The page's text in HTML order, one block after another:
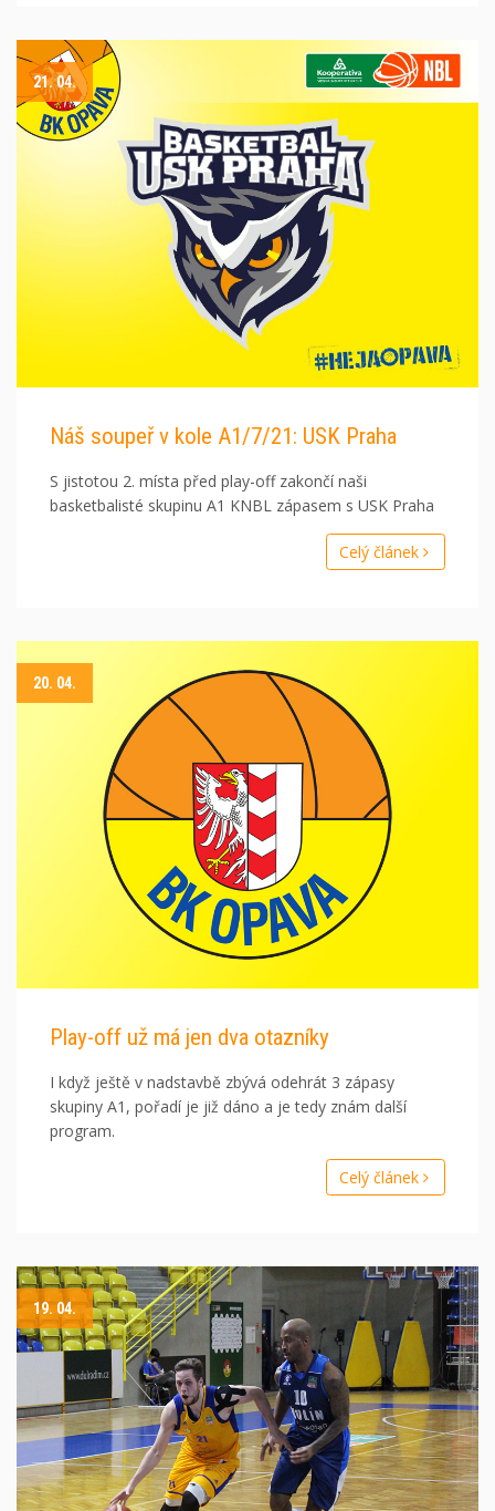
21. 04.
Náš soupeř v kole A1/7/21: USK Praha
S jistotou 2. místa před play-off zakončí naši
basketbalisté skupinu A1 KNBL zápasem s USK Praha
Celý článek
20. 04.
Play-off už má jen dva otazníky
I když ještě v nadstavbě zbývá odehrát 3 zápasy
skupiny A1, pořadí je již dáno a je tedy znám další
program.
Celý článek
19. 04.